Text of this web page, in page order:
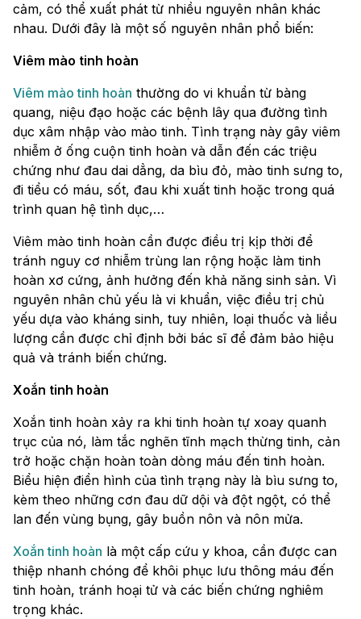
cảm, có thể xuất phát từ nhiều nguyên nhân khác
nhau. Dưới đây là một số nguyên nhân phổ biến:
Viêm mào tinh hoàn
Viêm mào tinh hoàn thường do vi khuẩn từ bàng
quang, niệu đạo hoặc các bệnh lây qua đường tình
dục xâm nhập vào mào tinh. Tình trạng này gây viêm
nhiễm ở ống cuộn tinh hoàn và dẫn đến các triệu
chứng như đau dai dẳng, da bìu đỏ, mào tinh sưng to,
đi tiểu có máu, sốt, đau khi xuất tinh hoặc trong quá
trình quan hệ tình dục,…
Viêm mào tinh hoàn cần được điều trị kịp thời để
tránh nguy cơ nhiễm trùng lan rộng hoặc làm tinh
hoàn xơ cứng, ảnh hưởng đến khả năng sinh sản. Vì
nguyên nhân chủ yếu là vi khuẩn, việc điều trị chủ
yếu dựa vào kháng sinh, tuy nhiên, loại thuốc và liều
lượng cần được chỉ định bởi bác sĩ để đảm bảo hiệu
quả và tránh biến chứng.
Xoắn tinh hoàn
Xoắn tinh hoàn xảy ra khi tinh hoàn tự xoay quanh
trục của nó, làm tắc nghẽn tĩnh mạch thừng tinh, cản
trở hoặc chặn hoàn toàn dòng máu đến tinh hoàn.
Biểu hiện điển hình của tình trạng này là bìu sưng to,
kèm theo những cơn đau dữ dội và đột ngột, có thể
lan đến vùng bụng, gây buồn nôn và nôn mửa.
Xoắn tinh hoàn là một cấp cứu y khoa, cần được can
thiệp nhanh chóng để khôi phục lưu thông máu đến
tinh hoàn, tránh hoại tử và các biến chứng nghiêm
trọng khác.